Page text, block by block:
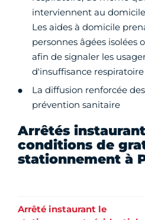
interviennent au
Les aides à domicile
personnes âgées isolées
afin de signaler les
d'insuffisance respiratoire
La diffusion renforcée
prévention sanitaire
Arrêtés
conditions de
stationnement à
Arrêté instaurant le